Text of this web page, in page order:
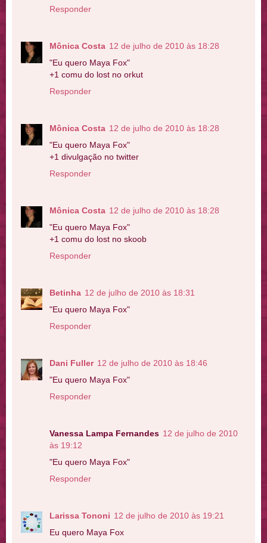
Responder
Mônica Costa 12 de julho de 2010 às 18:28
"Eu quero Maya Fox"
+1 comu do lost no orkut
Responder
Mônica Costa 12 de julho de 2010 às 18:28
"Eu quero Maya Fox"
+1 divulgação no twitter
Responder
Mônica Costa 12 de julho de 2010 às 18:28
"Eu quero Maya Fox"
+1 comu do lost no skoob
Responder
Betinha 12 de julho de 2010 às 18:31
"Eu quero Maya Fox"
Responder
Dani Fuller 12 de julho de 2010 às 18:46
"Eu quero Maya Fox"
Responder
Vanessa Lampa Fernandes 12 de julho de 2010
às 19:12
"Eu quero Maya Fox"
Responder
Larissa Tononi 12 de julho de 2010 às 19:21
Eu quero Maya Fox